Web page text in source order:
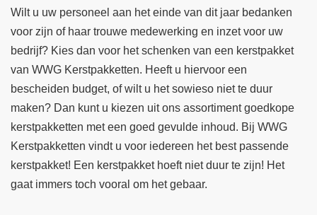
Wilt u uw personeel aan het einde van dit jaar bedanken
voor zijn of haar trouwe medewerking en inzet voor uw
bedrijf? Kies dan voor het schenken van een kerstpakket
van WWG Kerstpakketten. Heeft u hiervoor een
bescheiden budget, of wilt u het sowieso niet te duur
maken? Dan kunt u kiezen uit ons assortiment goedkope
kerstpakketten met een goed gevulde inhoud. Bij WWG
Kerstpakketten vindt u voor iedereen het best passende
kerstpakket! Een kerstpakket hoeft niet duur te zijn! Het
gaat immers toch vooral om het gebaar.